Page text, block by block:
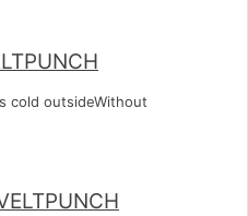
cold outsideWithout